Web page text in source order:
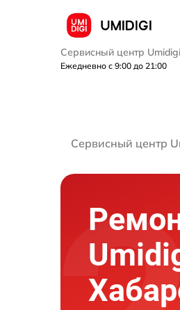
Сервисный центр Umidigi
Ежедневно с 9:00 до 21:00
Сервисный центр